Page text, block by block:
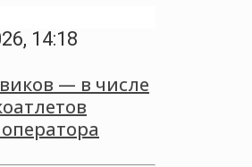
14:18
— в числе